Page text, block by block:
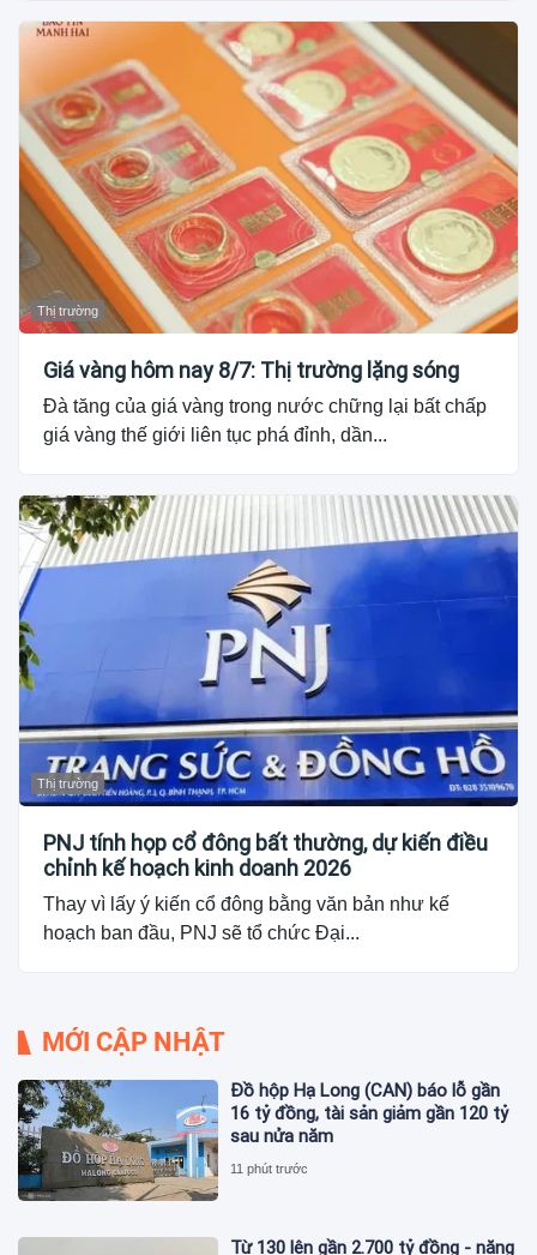
Thị trường
Giá vàng hôm nay 8/7: Thị trường lặng sóng
Đà tăng của giá vàng trong nước chững lại bất chấp
giá vàng thế giới liên tục phá đỉnh, dần...
Thị trường
PNJ tính họp cổ đông bất thường, dự kiến điều
chỉnh kế hoạch kinh doanh 2026
Thay vì lấy ý kiến cổ đông bằng văn bản như kế
hoạch ban đầu, PNJ sẽ tổ chức Đại...
MỚI CẬP NHẬT
Đồ hộp Hạ Long (CAN) báo lỗ gần
16 tỷ đồng, tài sản giảm gần 120 tỷ
sau nửa năm
11 phút trước
Từ 130 lên gần 2.700 tỷ đồng - năng